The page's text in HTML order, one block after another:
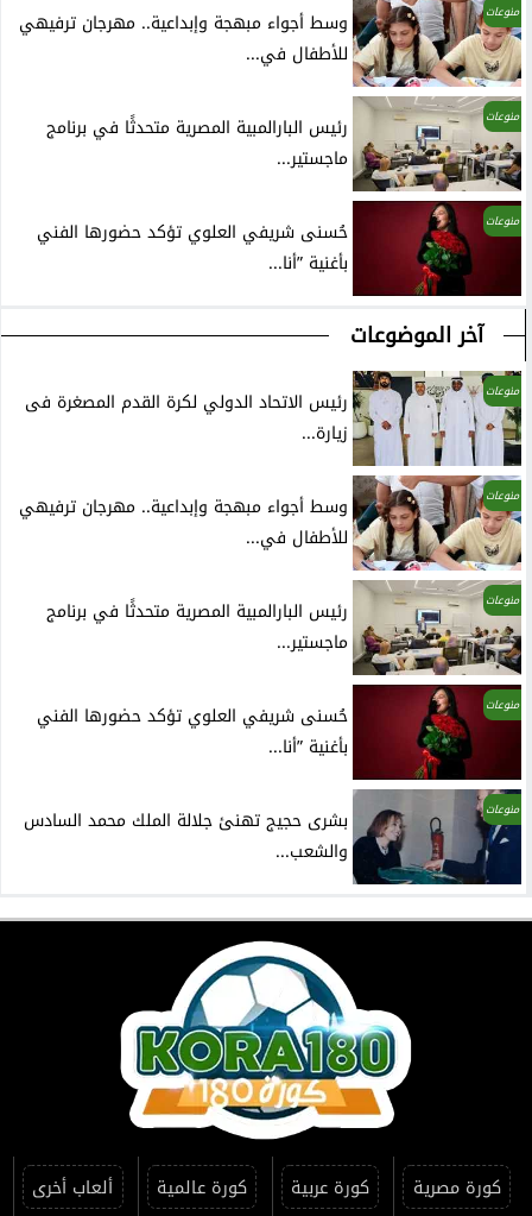
منوعات
وسط أجواء مبهجة وإبداعية.. مهرجان ترفيهي
للأطفال في...
منوعات
رئيس البارالمبية المصرية متحدثًا في برنامج
ماجستير...
منوعات
حُسنى شريفي العلوي تؤكد حضورها الفني
بأغنية ”أنا...
آخر الموضوعات
منوعات
رئيس الاتحاد الدولي لكرة القدم المصغرة فى
زيارة...
منوعات
وسط أجواء مبهجة وإبداعية.. مهرجان ترفيهي
للأطفال في...
منوعات
رئيس البارالمبية المصرية متحدثًا في برنامج
ماجستير...
منوعات
حُسنى شريفي العلوي تؤكد حضورها الفني
بأغنية ”أنا...
منوعات
بشرى حجيج تهنئ جلالة الملك محمد السادس
والشعب...
كورة مصرية كورة عربية كورة عالمية ألعاب أخرى